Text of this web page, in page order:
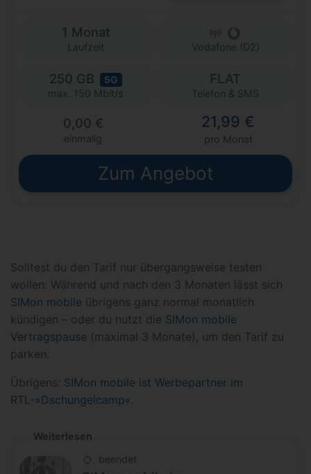
1 Monat
Laufzeit Vodafone (D2)
250 GB 5G
max. 150 Mbit/s
FLAT
Telefon & SMS
0,00 €
einmalig
21,99 €
pro Monat
Zum Angebot
Solltest du den Tarif nur übergangsweise testen
wollen: Während und nach den 3 Monaten lässt sich
SIMon mobile übrigens ganz normal monatlich
kündigen – oder du nutzt die SIMon mobile
Vertragspause (maximal 3 Monate), um den Tarif zu
parken.
Übrigens: SIMon mobile ist Werbepartner im
RTL-»Dschungelcamp« .
Weiterlesen
beendet